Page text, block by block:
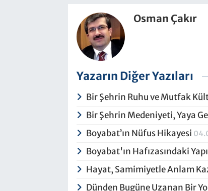
Osman Çakır
Yazarın Diğer Yazıları
Bir Şehrin Ruhu ve Mutfak
Bir Şehrin Medeniyeti, Yaya
Boyabat’ın Nüfus Hikayesi
Boyabat'ın Hafızasındaki
Hayat, Samimiyetle Anlam
Dünden Bugüne Uzanan Bir